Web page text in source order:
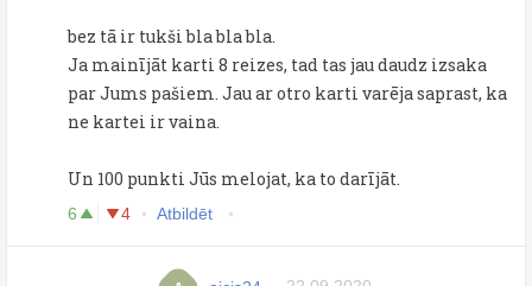
bez tā ir tukši bla bla bla.
Ja mainījāt karti 8 reizes, tad tas jau daudz izsaka
par Jums pašiem. Jau ar otro karti varēja saprast, ka
ne kartei ir vaina.
Un 100 punkti Jūs melojat, ka to darījāt.
6 4 Atbildēt